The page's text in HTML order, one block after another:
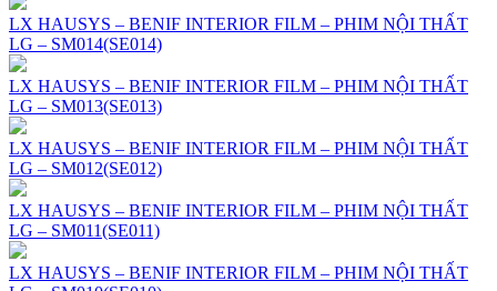
LX HAUSYS – BENIF INTERIOR FILM – PHIM NỘI THẤT
LG – SM014(SE014)
LX HAUSYS – BENIF INTERIOR FILM – PHIM NỘI THẤT
LG – SM013(SE013)
LX HAUSYS – BENIF INTERIOR FILM – PHIM NỘI THẤT
LG – SM012(SE012)
LX HAUSYS – BENIF INTERIOR FILM – PHIM NỘI THẤT
LG – SM011(SE011)
LX HAUSYS – BENIF INTERIOR FILM – PHIM NỘI THẤT